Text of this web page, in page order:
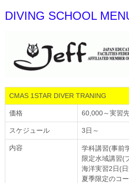
DIVING SCHOOL
CMAS 1STAR DIVER TRANING
価格 60,000～実習
スケジュール 3日～
内容
学科講習(事前
限定水域講習(
海洋実習2日(
夏季限定のコ